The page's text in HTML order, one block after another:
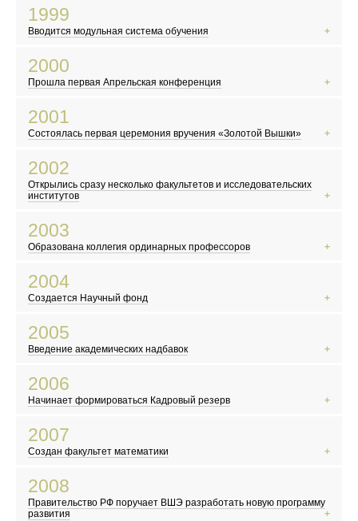
В США происходит попытка импичмента президента Билла Клинтона
В России начинает работать MTV
1999
Вводится модульная система обучения
Население Земли достигло 6 миллиардов
Борис Ельцин уходит в отставку
2000
Прошла первая Апрельская конференция
Жорес Алферов получает Нобелевскую премию
Выходит фильм «Брат-2»
2001
Состоялась первая церемония вручения «Золотой Вышки»
Произошел крупнейший теракт в США
Открылась «Википедия»
2002
Открылись сразу несколько факультетов и исследовательских
институтов
В Китае начинает распространяться атипичная пневмония
В России прошла первая после распада СССР перепись населения
2003
Образована коллегия ординарных профессоров
Российский математик Григорий Перельман доказал гипотезу Паункаре
В России празднуют 300-летие Санкт-Петербурга
2004
Создается Научный фонд
Разрушительное цунами в Индийском океане
Марк Цукерберг и его друзья основали Facebook
2005
Введение академических надбавок
Скандал с карикатурами на пророка Мухаммеда в Дании
В Москве прошел «Русский марш»
2006
Начинает формироваться Кадровый резерв
Плутон перестал считаться планетой
Выходит фильм по роману Дэна Брауна «Код да Винчи»
2007
Создан факультет математики
В России начали выплачивать «материнский капитал»
Объединение Русской Православной Церкви Заграницей и РПЦ
2008
Правительство РФ поручает ВШЭ разработать новую программу
развития